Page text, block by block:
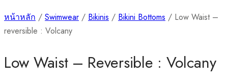
หน้าหลัก / Swimwear / Bikinis / Bikini Bottoms / Low Waist –
reversible : Volcany
Low Waist – Reversible : Volcany